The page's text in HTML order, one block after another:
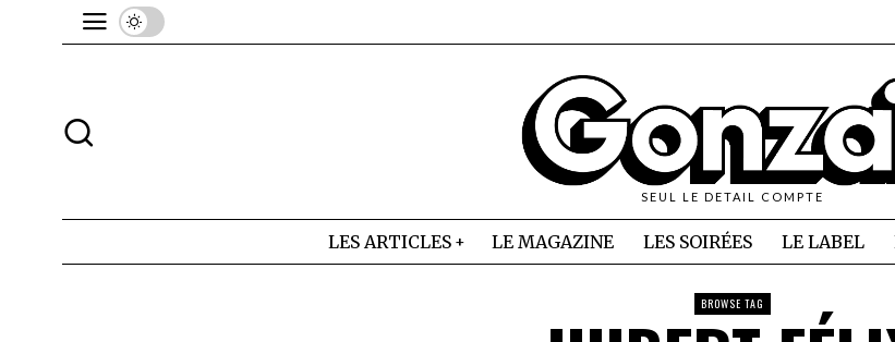
SEUL LE DETAIL COMPTE
LES ARTICLES LE MAGAZINE LES SOIRÉES LE LABEL
BROWSE TAG